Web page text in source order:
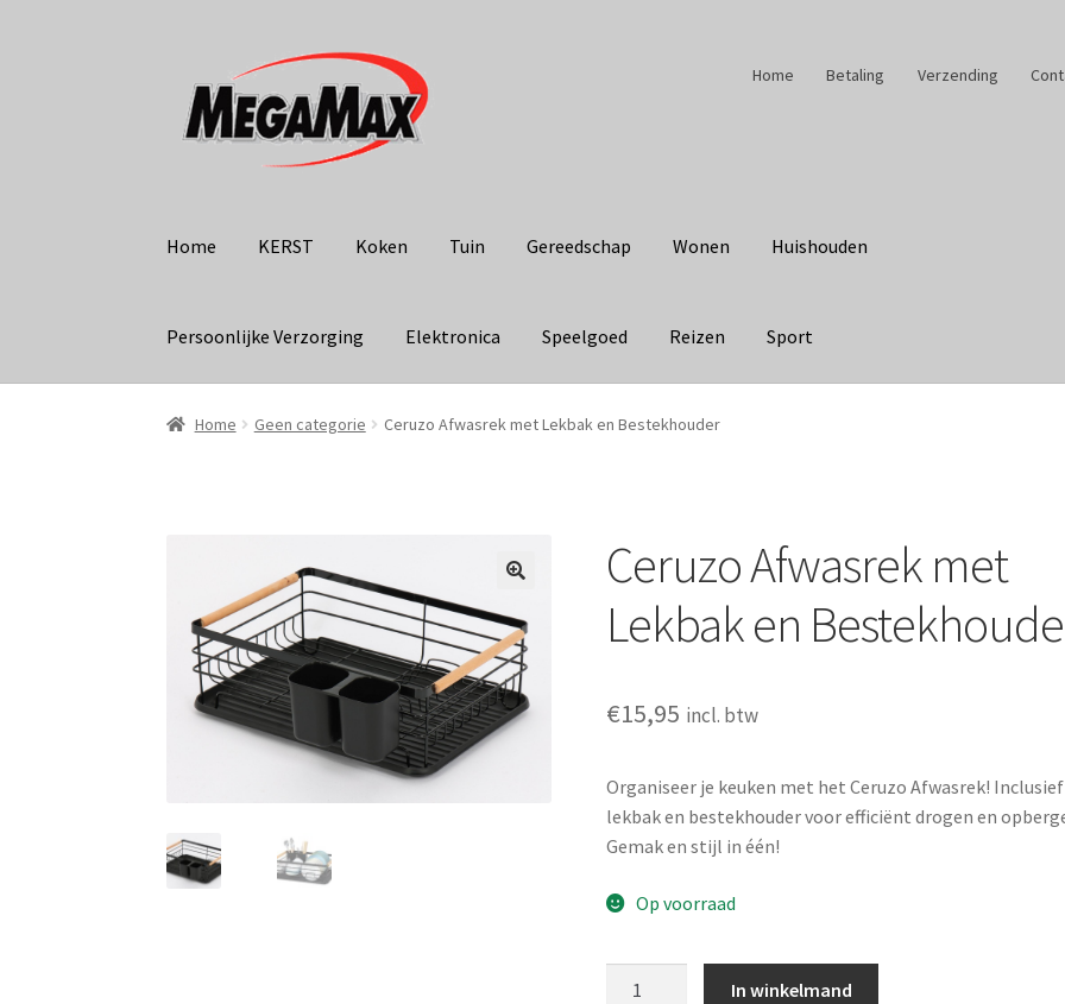
door
naar
naar
Home Betaling Verzending
Home KERST Koken Tuin Gereedschap Wonen Huishouden
Persoonlijke Verzorging Elektronica Speelgoed Reizen Sport
Home Geen categorie Ceruzo Afwasrek met Lekbak en Bestekhouder
Ceruzo Afwasrek met
Lekbak en
€15,95 incl. btw
Organiseer je keuken met het Ceruzo Afwasrek! Inclusief
lekbak en bestekhouder voor efficiënt drogen en
Gemak en stijl in één!
Op voorraad
In winkelmand